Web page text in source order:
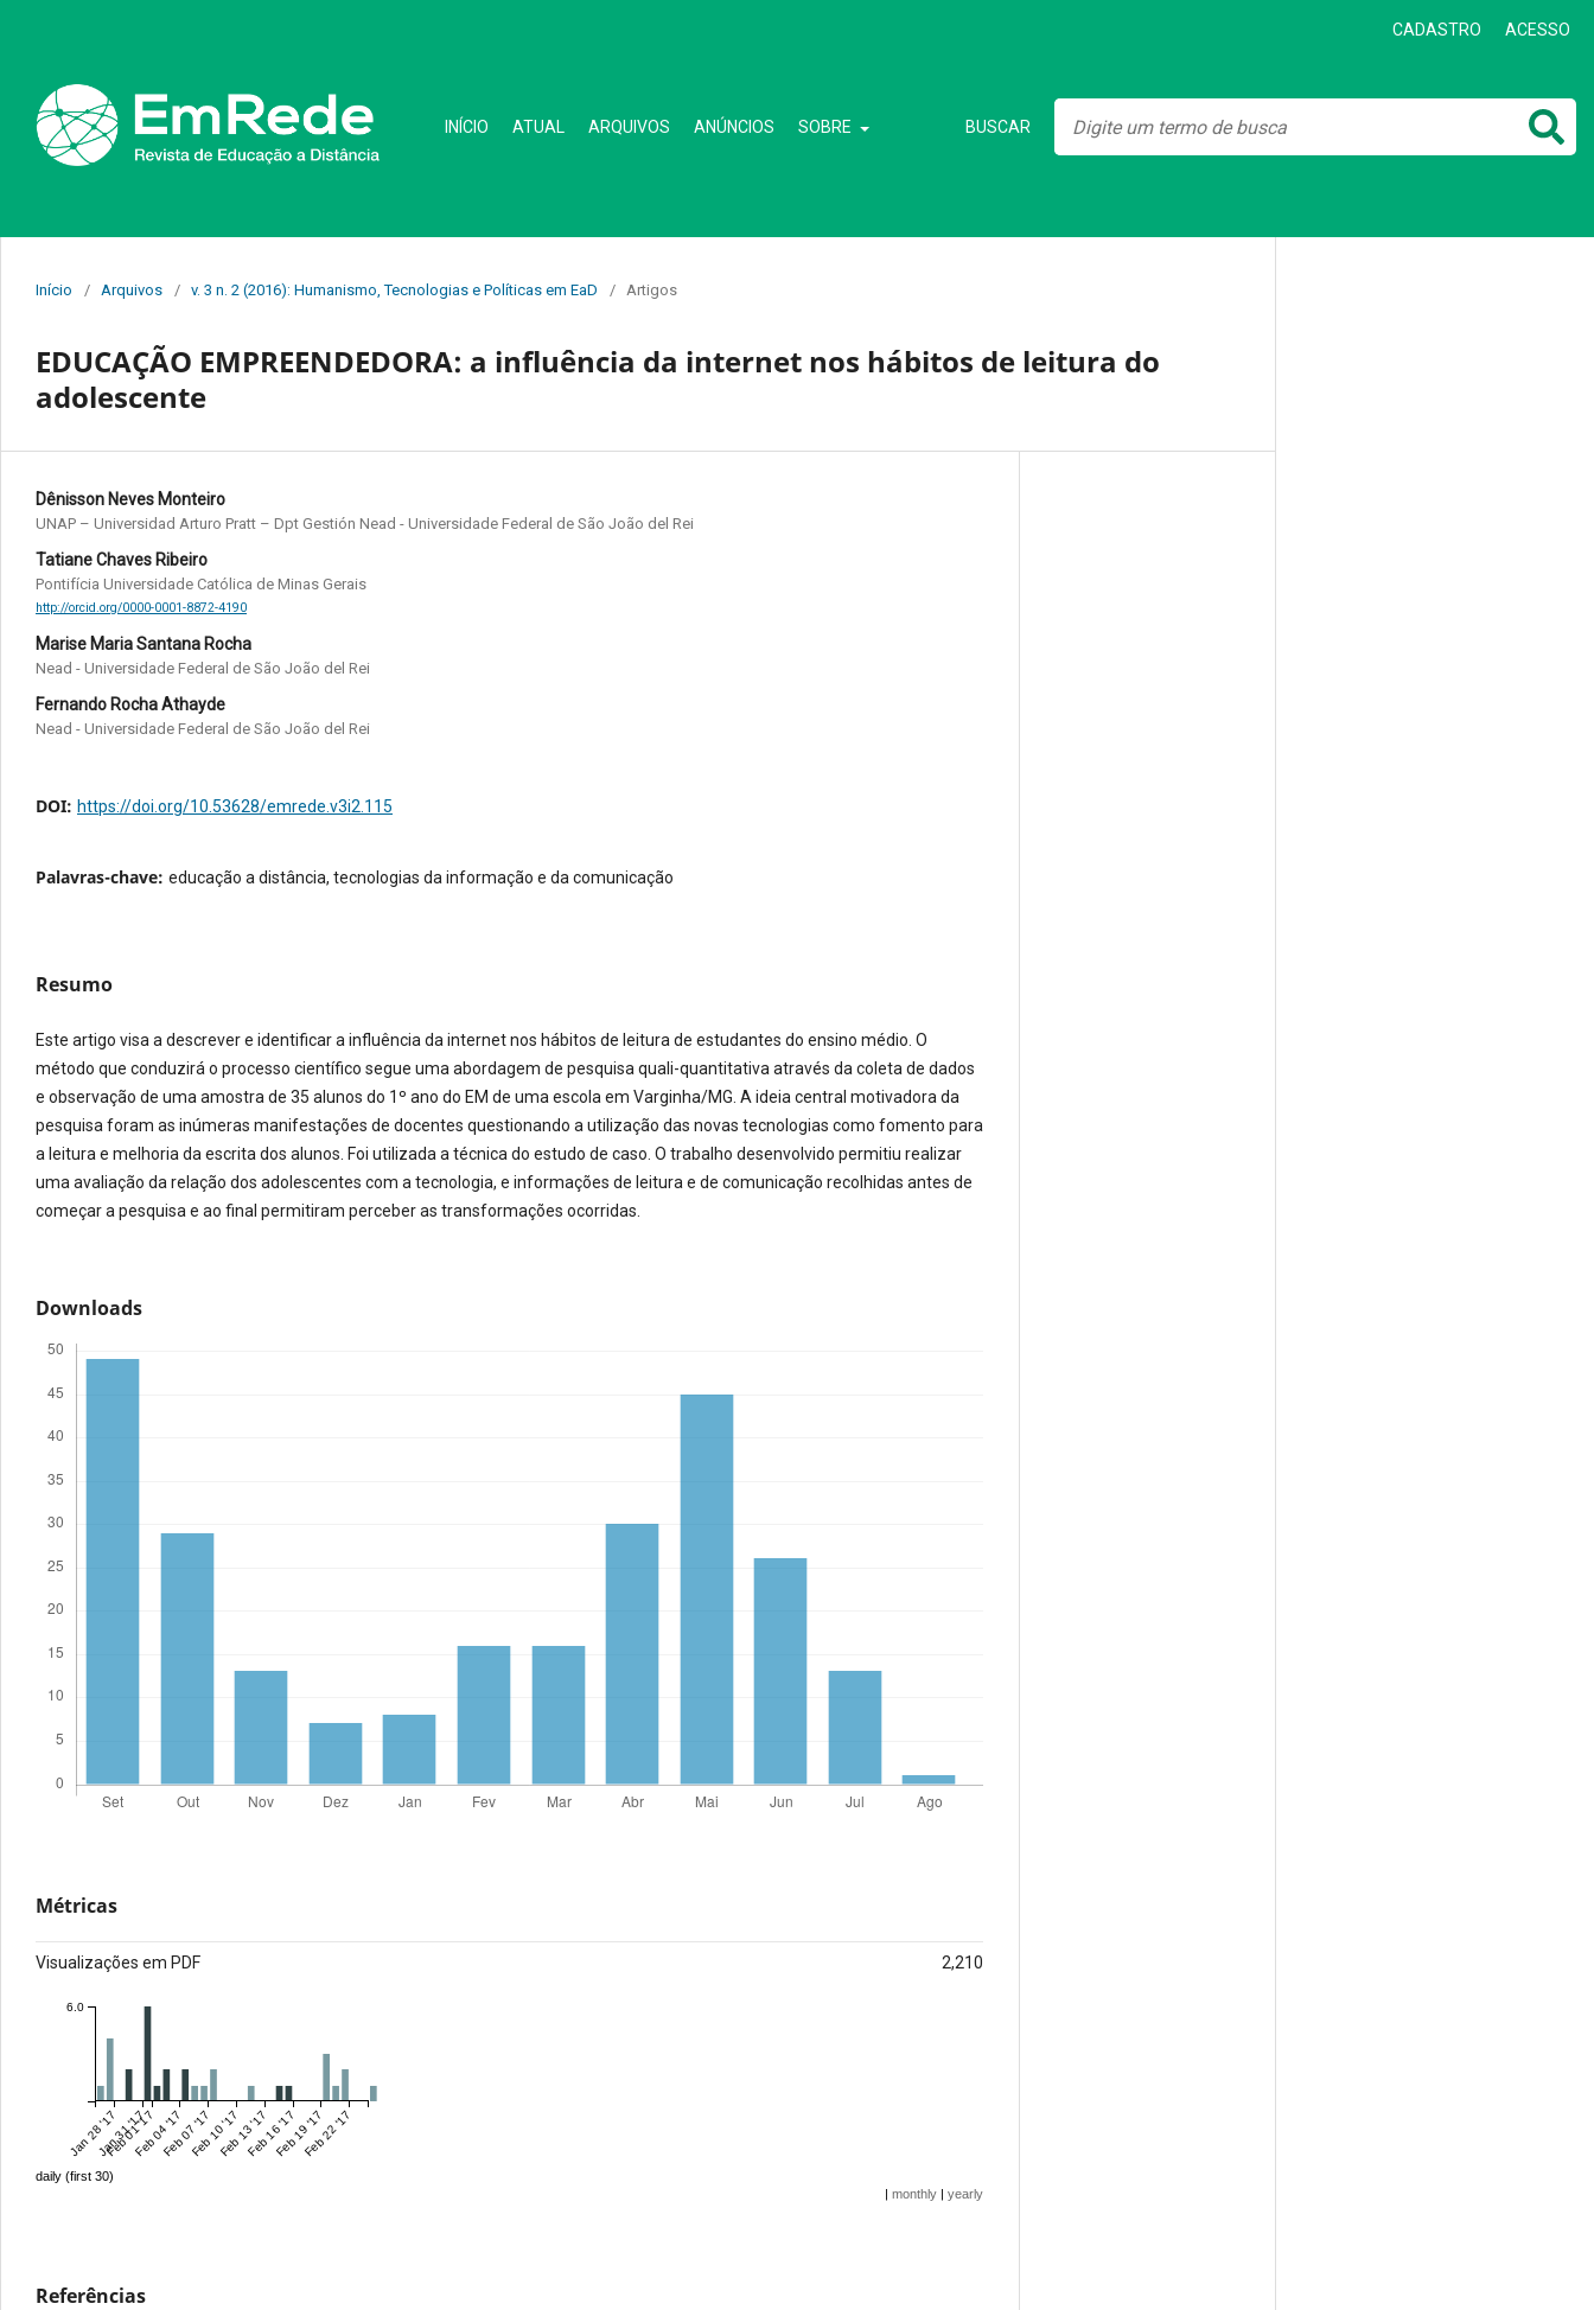
CADASTRO ACESSO
INÍCIO ATUAL ARQUIVOS ANÚNCIOS SOBRE BUSCAR
Início / Arquivos / v. 3 n. 2 (2016): Humanismo, Tecnologias e Políticas em EaD / Artigos
EDUCAÇÃO EMPREENDEDORA: a influência da internet nos hábitos de leitura do
adolescente
Dênisson Neves Monteiro
UNAP – Universidad Arturo Pratt – Dpt Gestión Nead - Universidade Federal de São João del Rei
Tatiane Chaves Ribeiro
Pontifícia Universidade Católica de Minas Gerais
http://orcid.org/0000-0001-8872-4190
Marise Maria Santana Rocha
Nead - Universidade Federal de São João del Rei
Fernando Rocha Athayde
Nead - Universidade Federal de São João del Rei
DOI: https://doi.org/10.53628/emrede.v3i2.115
Palavras-chave: educação a distância, tecnologias da informação e da comunicação
Resumo
Este artigo visa a descrever e identificar a influência da internet nos hábitos de leitura de estudantes do ensino médio. O
método que conduzirá o processo científico segue uma abordagem de pesquisa quali-quantitativa através da coleta de dados
e observação de uma amostra de 35 alunos do 1º ano do EM de uma escola em Varginha/MG. A ideia central motivadora da
pesquisa foram as inúmeras manifestações de docentes questionando a utilização das novas tecnologias como fomento para
a leitura e melhoria da escrita dos alunos. Foi utilizada a técnica do estudo de caso. O trabalho desenvolvido permitiu realizar
uma avaliação da relação dos adolescentes com a tecnologia, e informações de leitura e de comunicação recolhidas antes de
começar a pesquisa e ao final permitiram perceber as transformações ocorridas.
Downloads
Métricas
Visualizações em PDF 2,210
Jan 28 '17Jan 31 '17
Feb 01 '17Feb 04 '17Feb 07 '17Feb 10 '17Feb 13 '17Feb 16 '17Feb 19 '17Feb 22 '17
6.0
daily (first 30)
|monthly |yearly
Referências